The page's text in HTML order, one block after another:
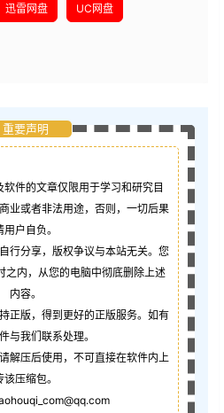
迅雷网盘 UC网盘
重要声明
件的文章仅限用于学习和研究目
业或者非法用途，否则，一切后果
用户自负。
行分享，版权争议与本站无关。您
之内，从您的电脑中彻底删除上述
内容。
正版，得到更好的正版服务。如有
与我们联系处理。
解压后使用，不可直接在软件内上
该压缩包。